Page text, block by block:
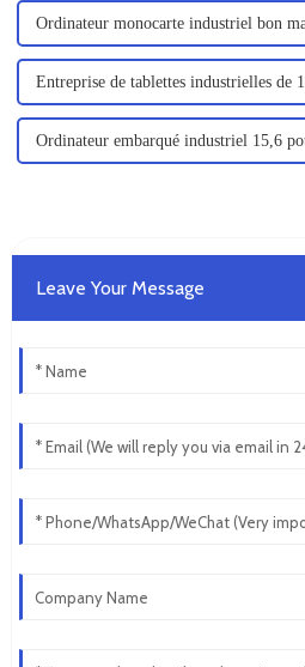
Ordinateur monocarte industriel bon
Entreprise de tablettes industrielles de
Ordinateur embarqué industriel 15,6
Leave Your Message